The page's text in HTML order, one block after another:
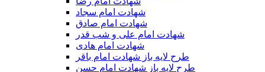
شهادت امام سجاد
شهادت امام صادق
شهادت امام علی و شب قدر
شهادت امام هادی
طرح لایه باز شهادت امام باقر
طرح لایه باز شهادت امام حسن